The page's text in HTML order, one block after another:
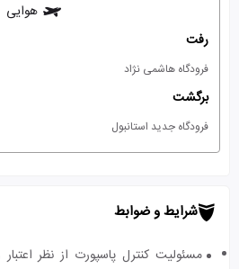
هوایی
رفت
فرودگاه هاشمی نژاد
برگشت
فرودگاه جدید استانبول
شرایط و ضوابط
مسئولیت کنترل پاسپورت از نظر